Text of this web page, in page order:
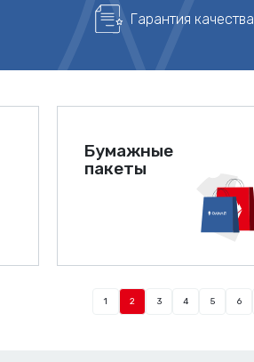
Гарантия качества
Бумажные
пакеты
1 2 3 4 5 6